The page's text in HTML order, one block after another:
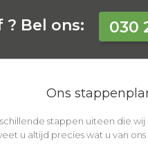
? Bel ons: 030
Ons
stappen uiteen die
u altijd precies wat u van